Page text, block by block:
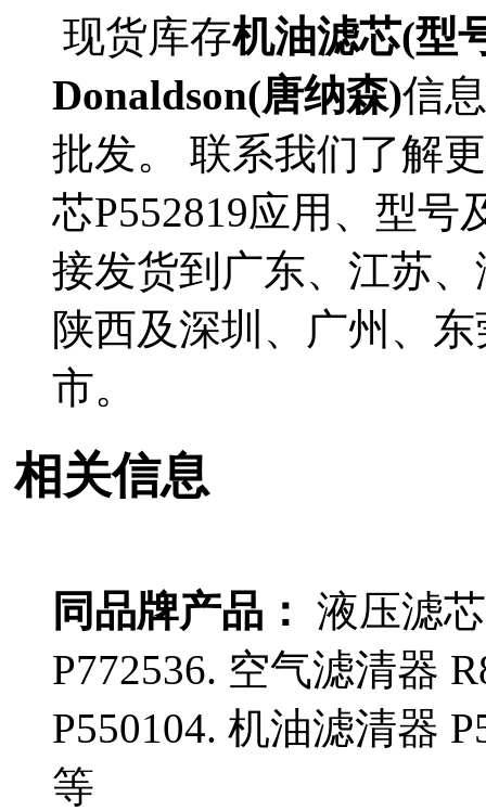
现货库存机油滤芯(型
Donaldson(唐纳森)信
批发。 联系我们了解
芯P552819应用、型号
接发货到广东、江苏
陕西及深圳、广州、
市。
相关信息
同品牌产品： 液压滤
P772536. 空气滤清器
P550104. 机油滤清器
等